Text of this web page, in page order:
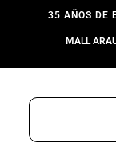
35 AÑOS DE
MALL